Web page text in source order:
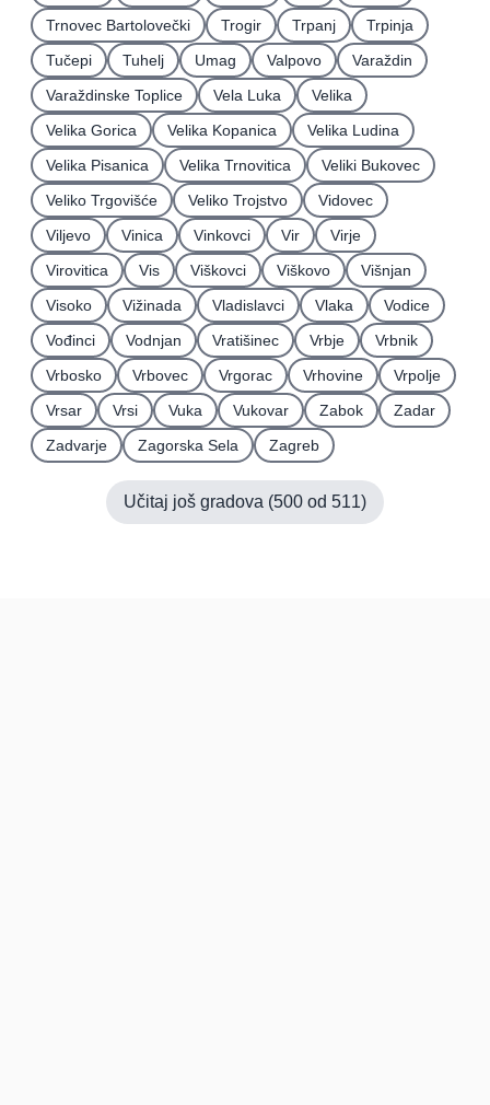
Trnovec Bartolovečki
Trogir Trpanj
Trpinja
Tučepi
Tuhelj Umag Valpovo
Varaždin
Varaždinske Toplice
Vela Luka
Velika
Velika Gorica
Velika Kopanica
Velika Ludina
Velika Pisanica
Velika Trnovitica
Veliki Bukovec
Veliko Trgovišće
Veliko Trojstvo
Vidovec
Viljevo
Vinica Vinkovci Vir
Virje
Virovitica
Vis Viškovci Viškovo
Višnjan
Visoko
Vižinada Vladislavci Vlaka
Vodice
Vođinci
Vodnjan Vratišinec Vrbje
Vrbnik
Vrbosko
Vrbovec Vrgorac Vrhovine
Vrpolje
Vrsar
Vrsi Vuka Vukovar Zabok
Zadar
Zadvarje
Zagorska Sela Zagreb
Učitaj još gradova (500 od 511)